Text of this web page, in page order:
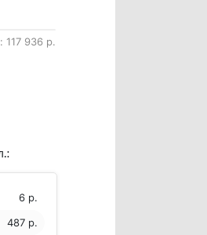
117 936 р.
6 р.
487 р.